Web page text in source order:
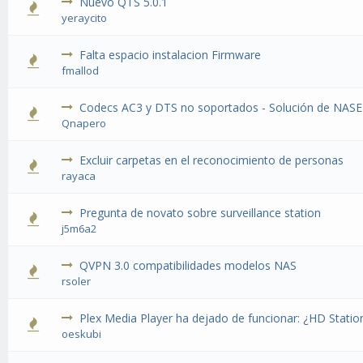
yeraycito
Falta espacio instalacion Firmware
fmallod
Codecs AC3 y DTS no soportados - Solución de
Qnapero
Excluir carpetas en el reconocimiento de personas
rayaca
Pregunta de novato sobre surveillance station
j5m6a2
QVPN 3.0 compatibilidades modelos NAS
rsoler
Plex Media Player ha dejado de funcionar: ¿HD
oeskubi